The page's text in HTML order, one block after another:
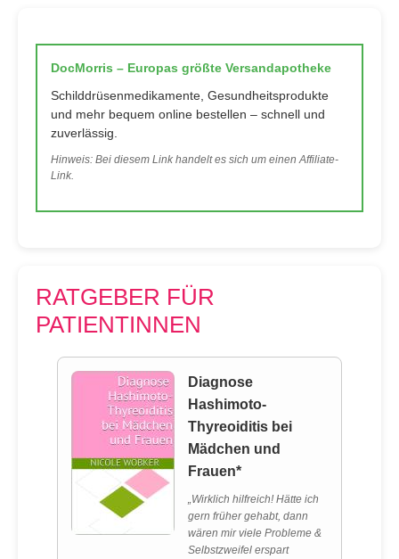
DocMorris – Europas größte Versandapotheke
Schilddrüsenmedikamente, Gesundheitsprodukte
und mehr bequem online bestellen – schnell und
zuverlässig.
Hinweis: Bei diesem Link handelt es sich um einen Affiliate-
Link.
RATGEBER FÜR
PATIENTINNEN
Diagnose
Hashimoto-
Thyreoiditis bei
Mädchen und
Frauen*
„Wirklich hilfreich! Hätte ich
gern früher gehabt, dann
wären mir viele Probleme &
Selbstzweifel erspart